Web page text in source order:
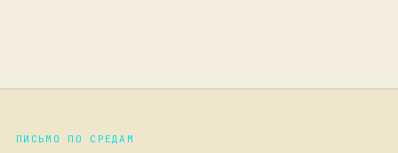
ПИСЬМО ПО СРЕДАМ